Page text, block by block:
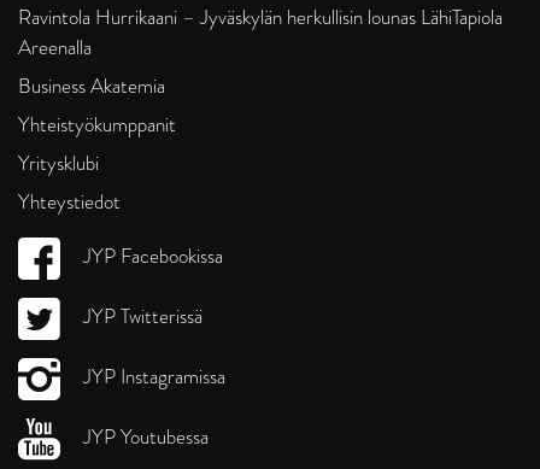
Ravintola Hurrikaani – Jyväskylän herkullisin lounas LähiTapiola
Areenalla
Business Akatemia
Yhteistyökumppanit
Yritysklubi
Yhteystiedot
JYP Facebookissa
JYP Twitterissä
JYP Instagramissa
JYP Youtubessa